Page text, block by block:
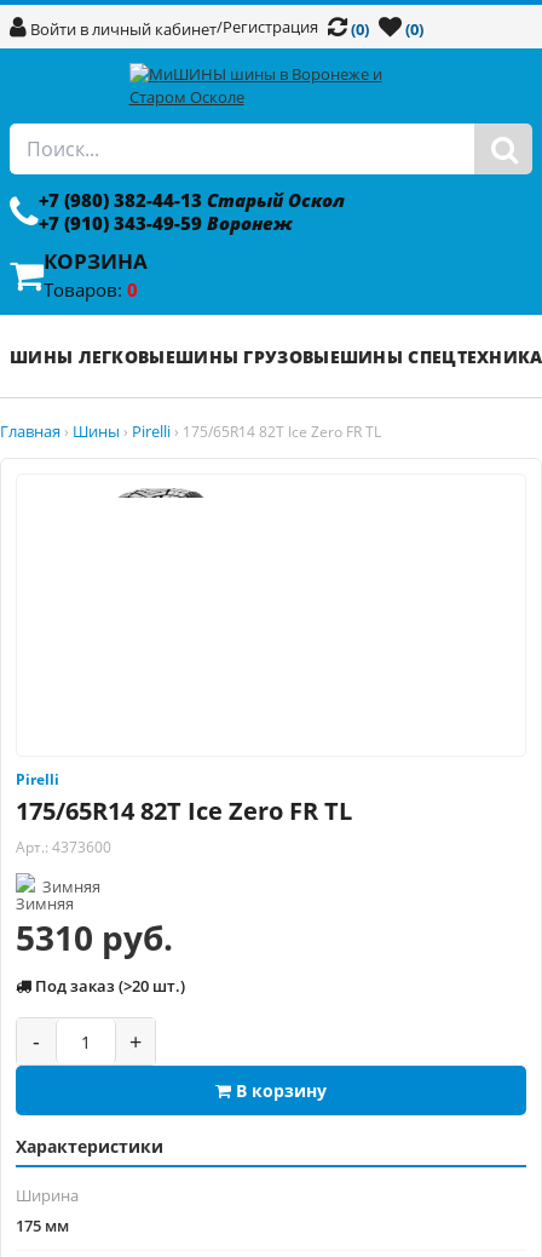
Войти в личный кабинет/Регистрация (0) (0)
+7 (980) 382-44-13 Старый Оскол
+7 (910) 343-49-59 Воронеж
КОРЗИНА
Товаров: 0
ШИНЫ ЛЕГКОВЫЕШИНЫ ГРУЗОВЫЕШИНЫ СПЕЦТЕХНИКА
Главная › Шины › Pirelli › 175/65R14 82T Ice Zero FR TL
Pirelli
175/65R14 82T Ice Zero FR TL
Арт.: 4373600
Зимняя
5310 руб.
Под заказ (>20 шт.)
- +
В корзину
Характеристики
Ширина
175 мм